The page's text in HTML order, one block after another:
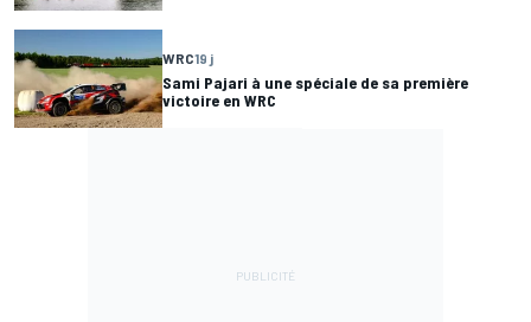
WRC19 j
Sami Pajari à une spéciale de sa première
victoire en WRC